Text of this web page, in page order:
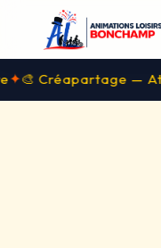
— Ateliers